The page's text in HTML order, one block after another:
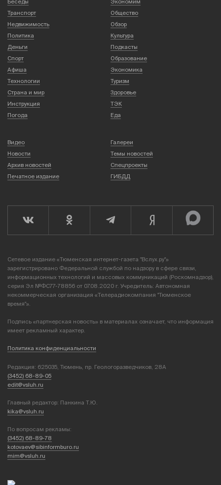
Беседы
Экономим
Транспорт
Общество
Недвижимость
Обзор
Политика
Культура
Деньги
Подкасты
Спорт
Образование
Афиша
Экономика
Технологии
Туризм
Страна и мир
Здоровье
Инструкция
ТЭК
Погода
Еда
Видео
Галереи
Новости
Темы новостей
Архив новостей
Спецпроекты
Печатное издание
ГИБДД
Сетевое издание «Тюменская интернет-газета "Вслух.ру"»
зарегистрировано Федеральной службой по надзору в сфере связи,
информационных технологий и массовых коммуникаций (Роскомнадзор),
серия Эл №ФС77-78856 от 07.08.2020 г. Учредитель: Автономная
некоммерческая организация «Телерадиокомпания "Тюменское
время"».
Подпись «партнерская новость» в материалах означает, что информация
имеет рекламный характер.
Политика конфиденциальности
Редакция: 625035, Тюмень, пр. Геологоразведчиков, 28А
(3452) 68-89-05
edit@vsluh.ru
Главный редактор: Панкина Т.Ю.
kika@vsluh.ru
По вопросам рекламы:
(3452) 68-89-78
kotovaev@sibinformburo.ru
mim@vsluh.ru